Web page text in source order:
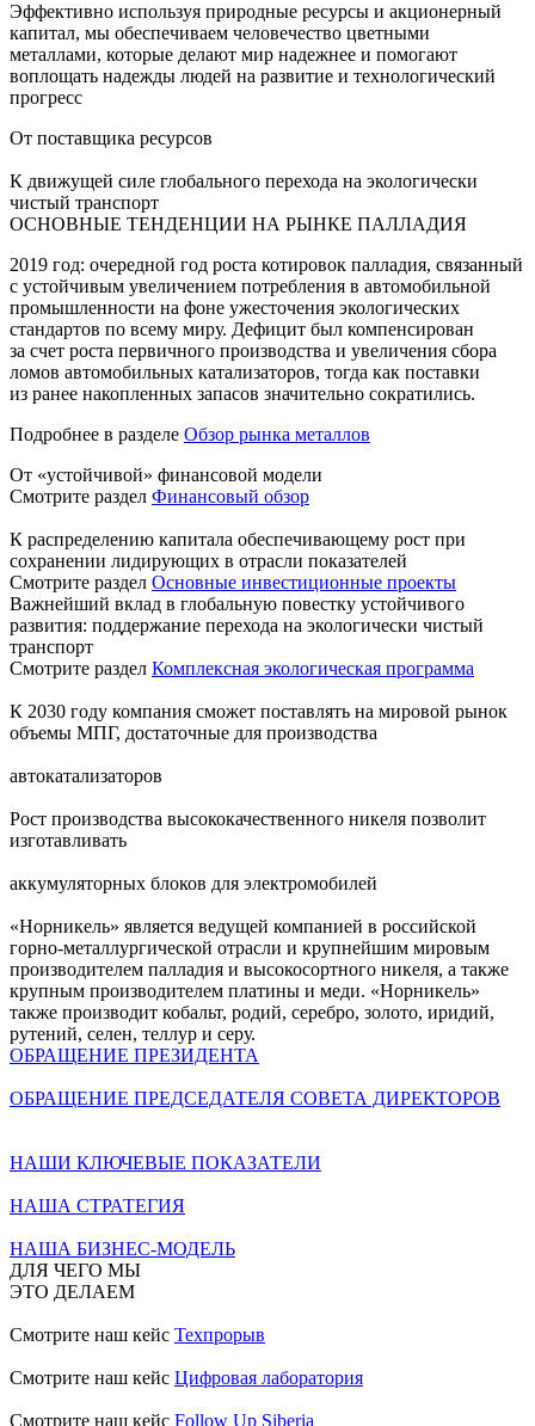
Эффективно используя природные ресурсы и акционерный
капитал, мы обеспечиваем человечество цветными
металлами, которые делают мир надежнее и помогают
воплощать надежды людей на развитие и технологический
прогресс
От поставщика ресурсов
К движущей силе глобального перехода на экологически
чистый транспорт
ОСНОВНЫЕ ТЕНДЕНЦИИ НА РЫНКЕ ПАЛЛАДИЯ
2019 год: очередной год роста котировок палладия, связанный
с устойчивым увеличением потребления в автомобильной
промышленности на фоне ужесточения экологических
стандартов по всему миру. Дефицит был компенсирован
за счет роста первичного производства и увеличения сбора
ломов автомобильных катализаторов, тогда как поставки
из ранее накопленных запасов значительно сократились.
Подробнее в разделе Обзор рынка металлов
От «устойчивой» финансовой модели
Смотрите раздел Финансовый обзор
К распределению капитала обеспечивающему рост при
сохранении лидирующих в отрасли показателей
Смотрите раздел Основные инвестиционные проекты
Важнейший вклад в глобальную повестку устойчивого
развития: поддержание перехода на экологически чистый
транспорт
Смотрите раздел Комплексная экологическая программа
К 2030 году компания сможет поставлять на мировой рынок
объемы МПГ, достаточные для производства
автокатализаторов
Рост производства высококачественного никеля позволит
изготавливать
аккумуляторных блоков для электромобилей
«Норникель» является ведущей компанией в российской
горно-металлургической отрасли и крупнейшим мировым
производителем палладия и высокосортного никеля, а также
крупным производителем платины и меди. «Норникель»
также производит кобальт, родий, серебро, золото, иридий,
рутений, селен, теллур и серу.
ОБРАЩЕНИЕ ПРЕЗИДЕНТА
ОБРАЩЕНИЕ ПРЕДСЕДАТЕЛЯ СОВЕТА ДИРЕКТОРОВ
НАШИ КЛЮЧЕВЫЕ ПОКАЗАТЕЛИ
НАША СТРАТЕГИЯ
НАША БИЗНЕС-МОДЕЛЬ
ДЛЯ ЧЕГО МЫ
ЭТО ДЕЛАЕМ
Смотрите наш кейс Техпрорыв
Смотрите наш кейс Цифровая лаборатория
Смотрите наш кейс Follow Up Siberia